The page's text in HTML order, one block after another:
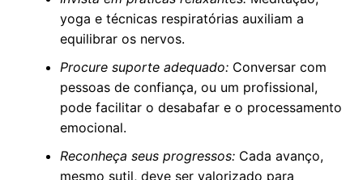
yoga e técnicas respiratórias auxiliam a
equilibrar os nervos.
Procure suporte adequado:Conversar com
pessoas de confiança, ou um profissional,
pode facilitar o desabafar e o processamento
emocional.
Reconheça seus progressos:Cada avanço,
mesmo sutil, deve ser valorizado para